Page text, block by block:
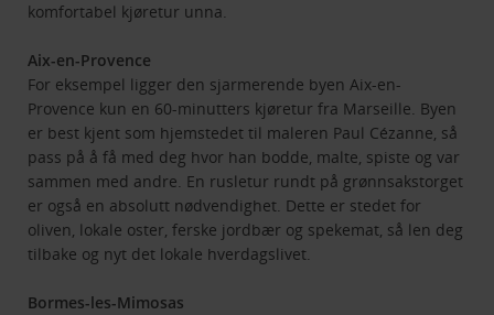
komfortabel kjøretur unna.
Aix-en-Provence
For eksempel ligger den sjarmerende byen Aix-en-
Provence kun en 60-minutters kjøretur fra Marseille. Byen
er best kjent som hjemstedet til maleren Paul Cézanne, så
pass på å få med deg hvor han bodde, malte, spiste og var
sammen med andre. En rusletur rundt på grønnsakstorget
er også en absolutt nødvendighet. Dette er stedet for
oliven, lokale oster, ferske jordbær og spekemat, så len deg
tilbake og nyt det lokale hverdagslivet.
Bormes-les-Mimosas